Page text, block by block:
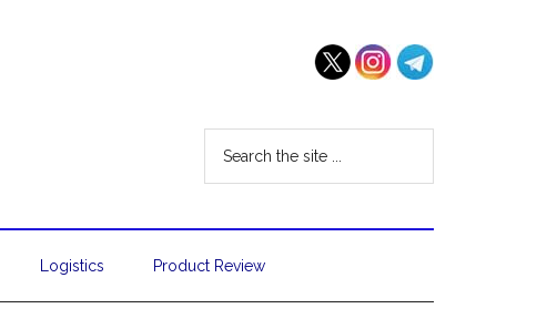
Logistics Product Review